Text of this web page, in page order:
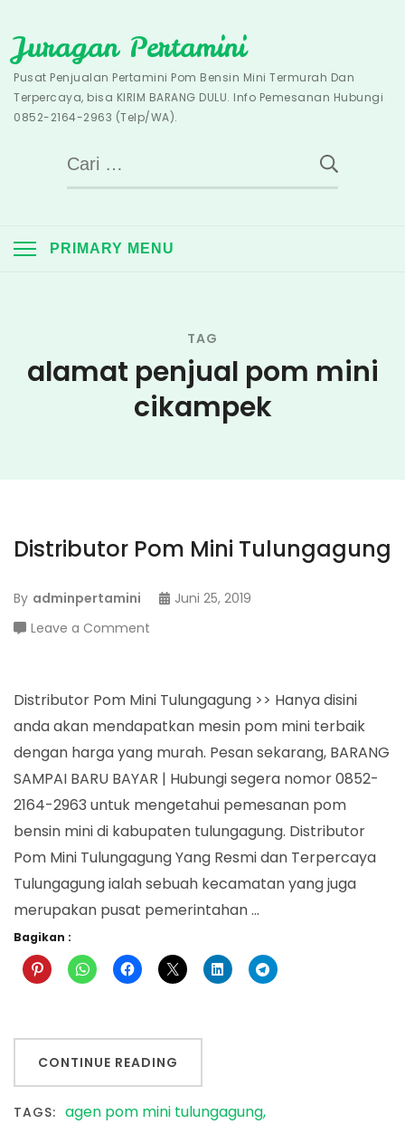
to
content
Juragan Pertamini
Pusat Penjualan Pertamini Pom Bensin Mini Termurah Dan
Terpercaya, bisa KIRIM BARANG DULU. Info Pemesanan Hubungi
0852-2164-2963 (Telp/WA).
Cari
untuk:
PRIMARY MENU
TAG
alamat penjual pom mini
cikampek
Distributor Pom Mini Tulungagung
By adminpertamini
Juni 25, 2019
Leave a Comment
Mini
Tulungagung
Distributor Pom Mini Tulungagung >> Hanya disini
anda akan mendapatkan mesin pom mini terbaik
dengan harga yang murah. Pesan sekarang, BARANG
SAMPAI BARU BAYAR | Hubungi segera nomor 0852-
2164-2963 untuk mengetahui pemesanan pom
bensin mini di kabupaten tulungagung. Distributor
Pom Mini Tulungagung Yang Resmi dan Terpercaya
Tulungagung ialah sebuah kecamatan yang juga
merupakan pusat pemerintahan …
Bagikan :
CONTINUE READING
TAGS: agen pom mini tulungagung